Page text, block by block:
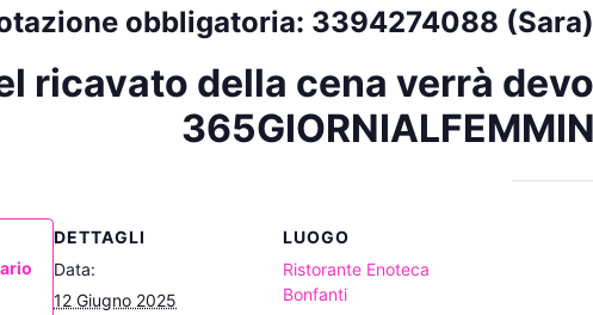
obbligatoria: 3394274088
ricavato della cena verrà
DETTAGLI
Data:
12 Giugno 2025
LUOGO
Ristorante Enoteca
Bonfanti